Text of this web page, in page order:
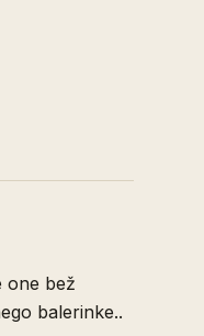
one bež
balerinke..